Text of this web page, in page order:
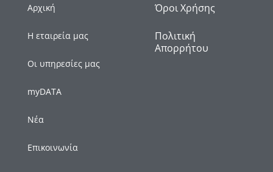
Αρχική
Η εταιρεία μας
Οι υπηρεσίες μας
myDATA
Νέα
Επικοινωνία
Όροι Χρήσης
Πολιτική
Απορρήτου